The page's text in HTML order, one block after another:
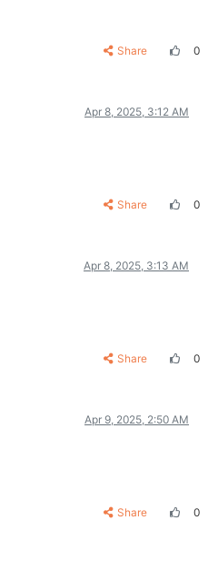
Share 0
Apr 8, 2025, 3:12 AM
Share 0
Apr 8, 2025, 3:13 AM
Share 0
Apr 9, 2025, 2:50 AM
Share 0